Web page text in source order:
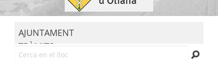
Salta
AJUNTAMENT
TRÀMITS
SEU ELECTRÒNICA